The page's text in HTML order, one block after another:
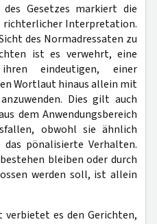
Gesetzes markiert die
richterlicher Interpretation.
des Normadressaten zu
ist es verwehrt, eine
eindeutigen, einer
Wortlaut hinaus allein mit
Dies gilt auch
dem Anwendungsbereich
obwohl sie ähnlich
pönalisierte Verhalten.
bleiben oder durch
werden soll, ist allein
es den Gerichten,